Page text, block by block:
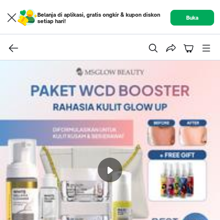
Belanja di aplikasi, gratis ongkir & kupon diskon
setiap hari!
Buka